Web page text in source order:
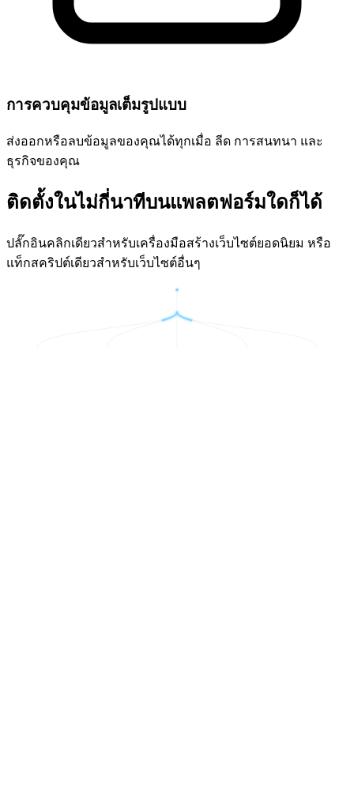
การควบคุมข้อมูลเต็มรูปแบบ
ส่งออกหรือลบข้อมูลของคุณได้ทุกเมื่อ ลีด การสนทนา และ
ธุรกิจของคุณ
ติดตั้งในไม่กี่นาทีบนแพลตฟอร์มใดก็ได้
ปลั๊กอินคลิกเดียวสำหรับเครื่องมือสร้างเว็บไซต์ยอดนิยม หรือ
แท็กสคริปต์เดียวสำหรับเว็บไซต์อื่นๆ